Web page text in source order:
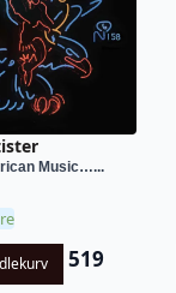
Music…...
519